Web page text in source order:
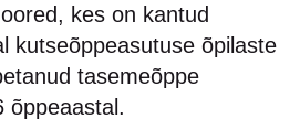
kes on kantud
kutseõppeasutuse õpilaste
tasemeõppe
õppeaastal.